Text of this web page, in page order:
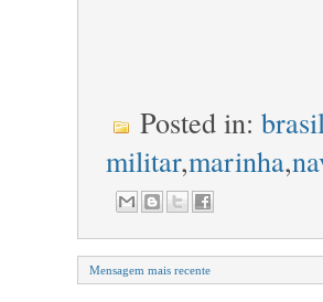
Posted in:
militar,marinha,
Mensagem mais recente